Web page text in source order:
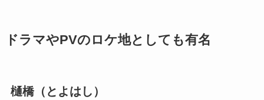
ドラマやPVのロケ地としても有名
樋橋（とよはし）